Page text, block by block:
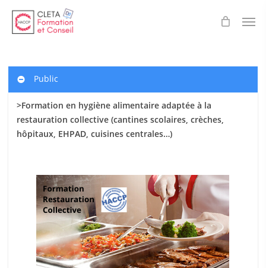
main
Public
>Formation en hygiène alimentaire adaptée à la
restauration collective (cantines scolaires, crèches,
hôpitaux, EHPAD, cuisines centrales…)